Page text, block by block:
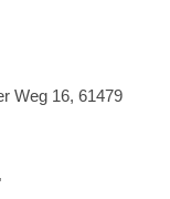
Weg 16, 61479